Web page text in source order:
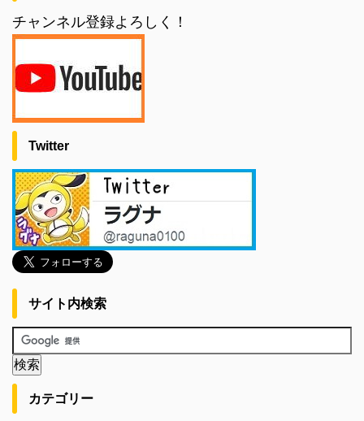
チャンネル登録よろしく！
Twitter
サイト内検索
カテゴリー